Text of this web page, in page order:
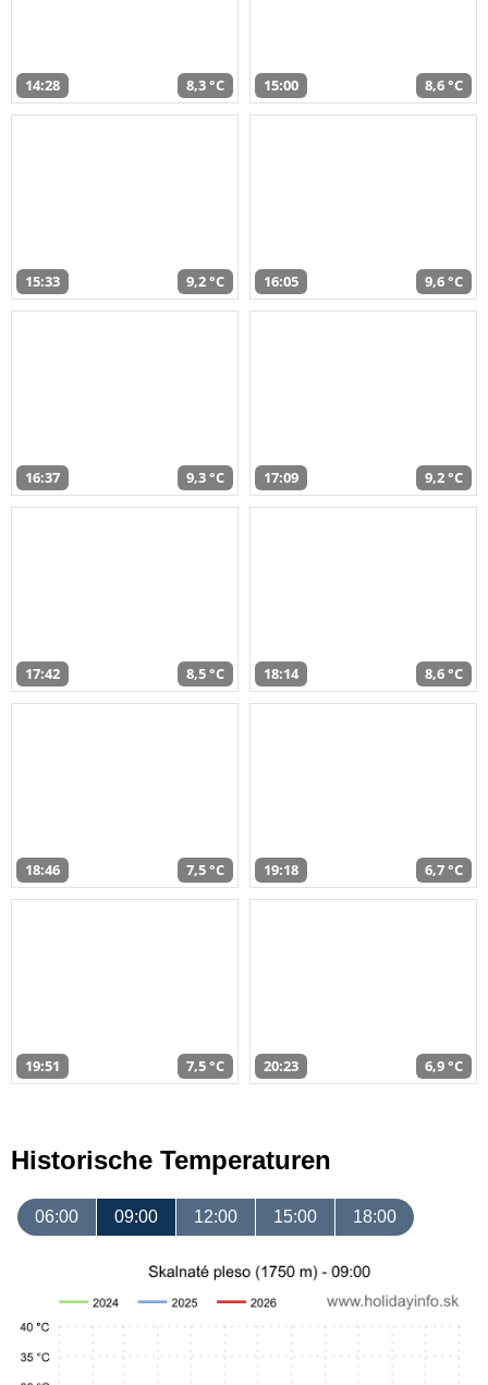
14:28 8,3 °C 15:00 8,6 °C
15:33 9,2 °C 16:05 9,6 °C
16:37 9,3 °C 17:09 9,2 °C
17:42 8,5 °C 18:14 8,6 °C
18:46 7,5 °C 19:18 6,7 °C
19:51 7,5 °C 20:23 6,9 °C
Historische Temperaturen
06:00 09:00 12:00 15:00 18:00